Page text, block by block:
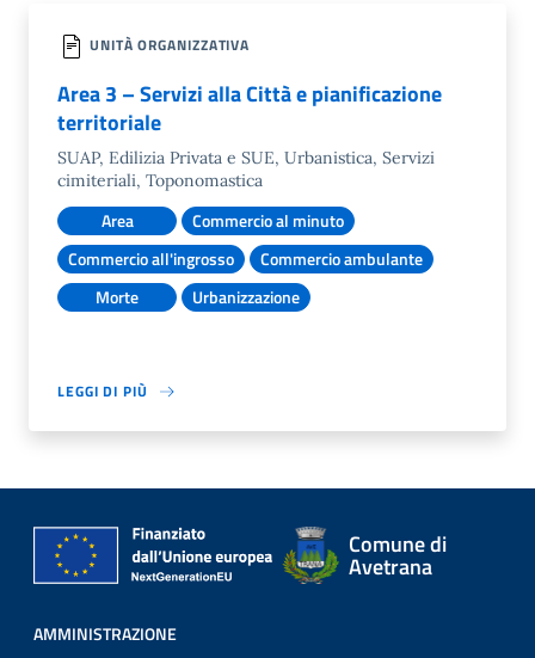
UNITÀ ORGANIZZATIVA
Area 3 – Servizi alla Città e pianificazione
territoriale
SUAP, Edilizia Privata e SUE, Urbanistica, Servizi
cimiteriali, Toponomastica
Area
Commercio al minuto
Commercio all'ingrosso
Commercio ambulante
Morte
Urbanizzazione
LEGGI DI PIÙ
Comune di
Avetrana
AMMINISTRAZIONE